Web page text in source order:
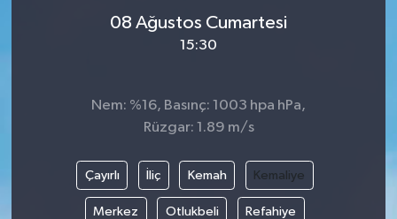
08 Ağustos Cumartesi
15:30
Nem: %16, Basınç: 1003 hpa hPa,
Rüzgar: 1.89 m/s
Çayırlı İliç Kemah Kemaliye
Merkez Otlukbeli Refahiye